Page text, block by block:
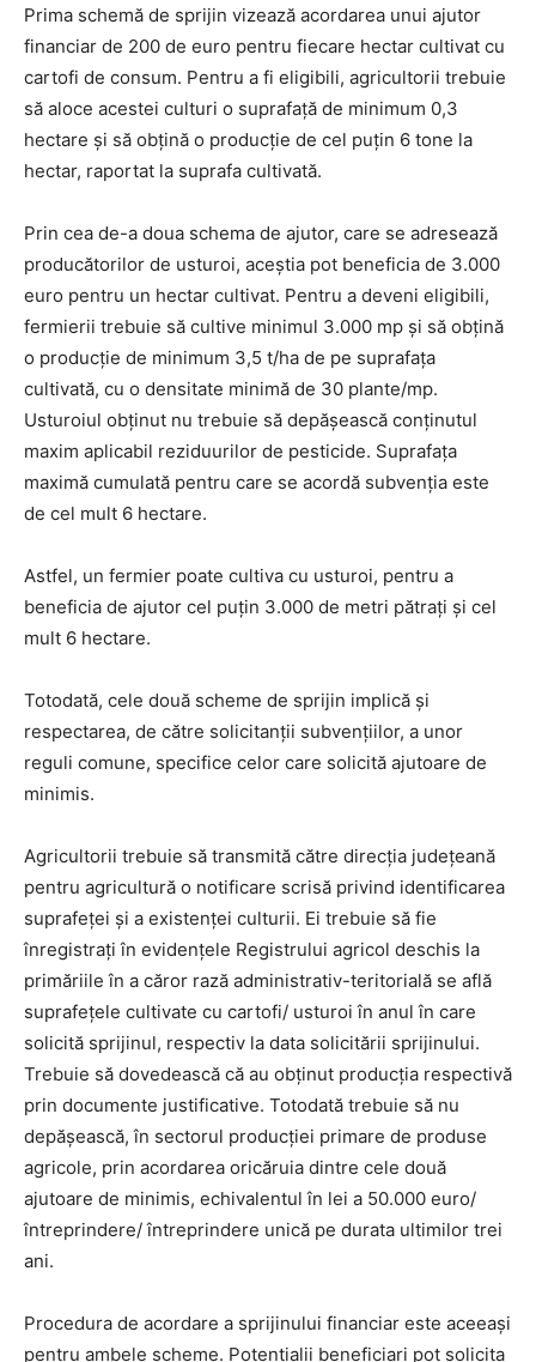
Prima schemă de sprijin vizează acordarea unui ajutor
financiar de 200 de euro pentru fiecare hectar cultivat cu
cartofi de consum. Pentru a fi eligibili, agricultorii trebuie
să aloce acestei culturi o suprafață de minimum 0,3
hectare și să obțină o producţie de cel puțin 6 tone la
hectar, raportat la suprafa cultivată.
Prin cea de-a doua schema de ajutor, care se adresează
producătorilor de usturoi, aceștia pot beneficia de 3.000
euro pentru un hectar cultivat. Pentru a deveni eligibili,
fermierii trebuie să cultive minimul 3.000 mp și să obţină
o producţie de minimum 3,5 t/ha de pe suprafaţa
cultivată, cu o densitate minimă de 30 plante/mp.
Usturoiul obținut nu trebuie să depășească conţinutul
maxim aplicabil reziduurilor de pesticide. Suprafața
maximă cumulată pentru care se acordă subvenția este
de cel mult 6 hectare.
Astfel, un fermier poate cultiva cu usturoi, pentru a
beneficia de ajutor cel puțin 3.000 de metri pătrați și cel
mult 6 hectare.
Totodată, cele două scheme de sprijin implică și
respectarea, de către solicitanții subvențiilor, a unor
reguli comune, specifice celor care solicită ajutoare de
minimis.
Agricultorii trebuie să transmită către direcția județeană
pentru agricultură o notificare scrisă privind identificarea
suprafeţei și a existenţei culturii. Ei trebuie să fie
înregistraţi în evidenţele Registrului agricol deschis la
primăriile în a căror rază administrativ-teritorială se află
suprafeţele cultivate cu cartofi/ usturoi în anul în care
solicită sprijinul, respectiv la data solicitării sprijinului.
Trebuie să dovedească că au obținut producția respectivă
prin documente justificative. Totodată trebuie să nu
depășească, în sectorul producţiei primare de produse
agricole, prin acordarea oricăruia dintre cele două
ajutoare de minimis, echivalentul în lei a 50.000 euro/
întreprindere/ întreprindere unică pe durata ultimilor trei
ani.
Procedura de acordare a sprijinului financiar este aceeași
pentru ambele scheme. Potenţialii beneficiari pot solicita